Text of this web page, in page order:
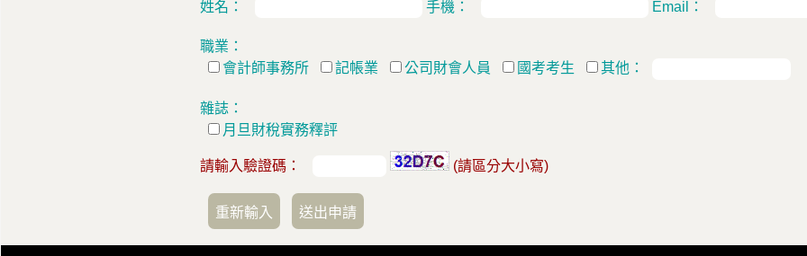
姓名： 手機： Email：
職業：
會計師事務所
記帳業 公司財會人員 國考考生 其他：
雜誌：
月旦財稅實務釋評
請輸入驗證碼： (請區分大小寫)